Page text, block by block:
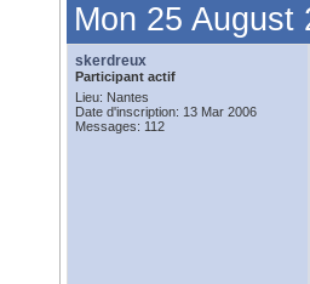
Mon 25 August
skerdreux
Participant actif
Lieu: Nantes
Date d'inscription: 13 Mar 2006
Messages: 112